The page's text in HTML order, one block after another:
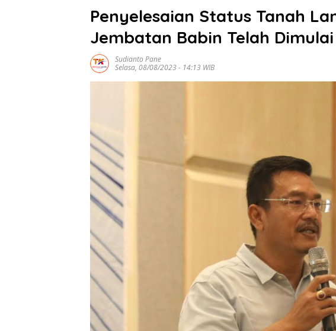
Penyelesaian Status Tanah
Jembatan Babin Telah
Sudianto Pane
Selasa, 08/08/2023 - 14:13 WIB